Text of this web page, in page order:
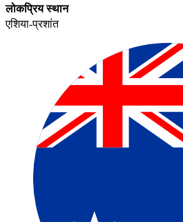
लोकप्रिय स्थान​​
एशिया-प्रशांत​​